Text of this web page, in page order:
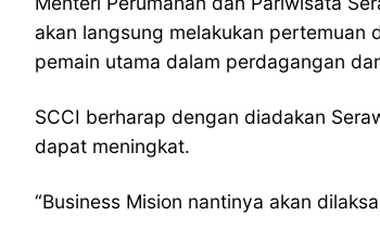
akan langsung melakukan pertemuan
pemain utama dalam perdagangan
SCCI berharap dengan diadakan
dapat meningkat.
“Business Mision nantinya akan